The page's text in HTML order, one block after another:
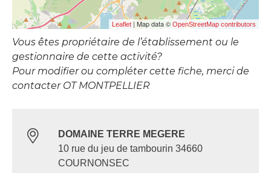
Leaflet| Map data © OpenStreetMap contributors
Vous êtes propriétaire de l’établissement ou le
gestionnaire de cette activité?
Pour modifier ou compléter cette fiche, merci de
contacter OT MONTPELLIER
DOMAINE TERRE MEGERE
10 rue du jeu de tambourin 34660
COURNONSEC